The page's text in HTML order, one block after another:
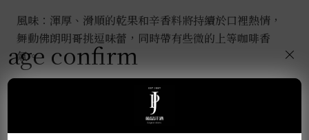
風味：渾厚、滑順的乾果和辛香料將持續於口裡熱情，
舞動佛朗明哥挑逗味蕾，同時帶有些微的上等咖啡香
氣。
age confirm ×